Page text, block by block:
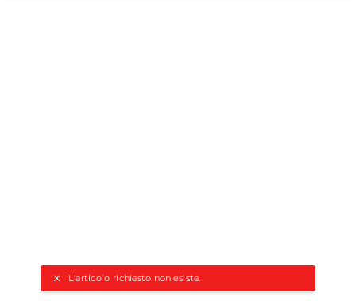
L'articolo richiesto non esiste.